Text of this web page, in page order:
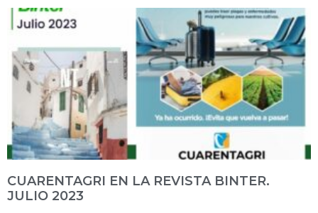
CUARENTAGRI EN LA REVISTA BINTER.
JULIO 2023